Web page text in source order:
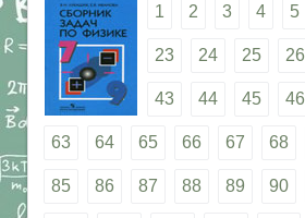
1 2 3 4 5
23 24 25 26
43 44 45 46
63 64 65 66 67 68
85 86 87 88 89 90